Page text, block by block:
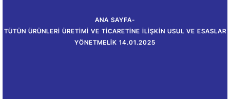
ANA SAYFA-
TÜTÜN ÜRÜNLERI ÜRETIMI VE TICARETINE İLIŞKIN USUL VE ESASLAR
YÖNETMELIK 14.01.2025